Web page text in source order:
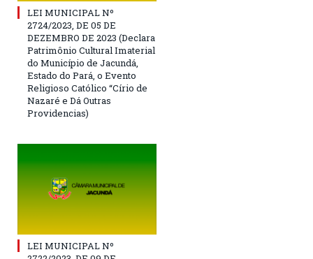
LEI MUNICIPAL Nº
2724/2023, DE 05 DE
DEZEMBRO DE 2023 (Declara
Patrimônio Cultural Imaterial
do Município de Jacundá,
Estado do Pará, o Evento
Religioso Católico “Círio de
Nazaré e Dá Outras
Providencias)
LEI MUNICIPAL Nº